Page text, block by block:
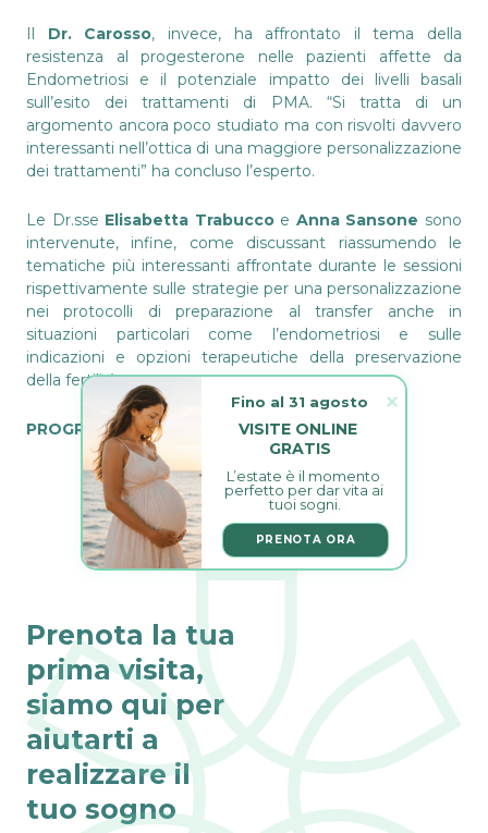
Il Dr. Carosso, invece, ha affrontato il tema della
resistenza al progesterone nelle pazienti affette da
Endometriosi e il potenziale impatto dei livelli basali
sull’esito dei trattamenti di PMA. “Si tratta di un
argomento ancora poco studiato ma con risvolti davvero
interessanti nell’ottica di una maggiore personalizzazione
dei trattamenti” ha concluso l’esperto.
Le Dr.sse Elisabetta Trabuccoe Anna Sansone sono
intervenute, infine, come discussant riassumendo le
tematiche più interessanti affrontate durante le sessioni
rispettivamente sulle strategie per una personalizzazione
nei protocolli di preparazione al transfer anche in
situazioni particolari come l’endometriosi e sulle
indicazioni e opzioni terapeutiche della preservazione
della fertilità.
PROGRAMMA
Prenota la tua
prima visita,
siamo qui per
aiutarti a
realizzare il
tuo sogno
VISITE ONLINE
GRATIS
L’estate è il momento
perfetto per dar vita ai
tuoi sogni.
PRENOTA ORA
Fino al 31 agosto